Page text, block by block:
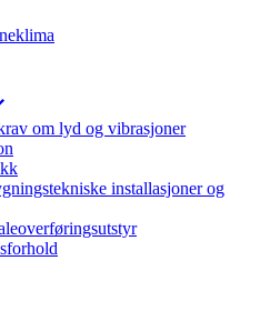
om lyd og vibrasjoner
installasjoner og